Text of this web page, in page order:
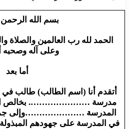
بسم الله الرحمن
الحمد لله رب العالمين والصلاة
وعلى آله وصحبه
أما بعد
أتقدم أنا (اسم الطالب)
مدرسة …………………. بخالص
المدرسة …………………وإلى جميع
في المدرسة على جهودهم المبذولة